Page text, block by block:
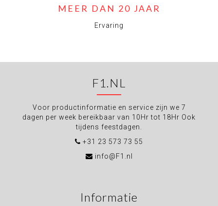
MEER DAN 20 JAAR
Ervaring
F1.NL
Voor productinformatie en service zijn we 7
dagen per week bereikbaar van 10Hr tot 18Hr Ook
tijdens feestdagen.
+31 23 573 73 55
info@F1.nl
Informatie